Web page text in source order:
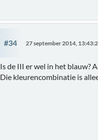
#34 27 september 2014,
Is de III er wel in het blauw?
Die kleurencombinatie is